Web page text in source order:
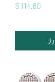
価格
$ 114.80